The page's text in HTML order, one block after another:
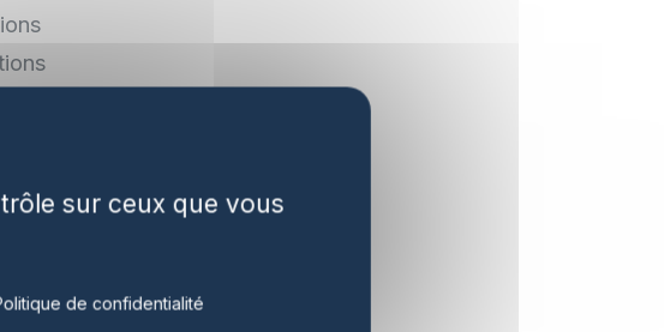
sur ceux que vous
de confidentialité